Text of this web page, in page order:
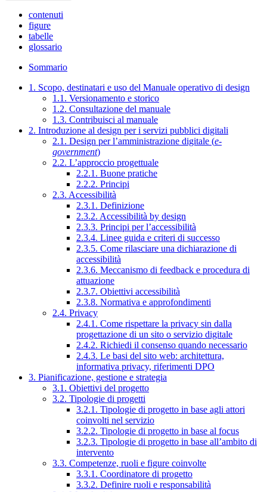
contenuti
figure
tabelle
glossario
Sommario
1. Scopo, destinatari e uso del Manuale operativo di design
1.1. Versionamento e storico
1.2. Consultazione del manuale
1.3. Contribuisci al manuale
2. Introduzione al design per i servizi pubblici digitali
2.1. Design per l’amministrazione digitale (e-
government)
2.2. L’approccio progettuale
2.2.1. Buone pratiche
2.2.2. Principi
2.3. Accessibilità
2.3.1. Definizione
2.3.2. Accessibilità by design
2.3.3. Principi per l’accessibilità
2.3.4. Linee guida e criteri di successo
2.3.5. Come rilasciare una dichiarazione di
accessibilità
2.3.6. Meccanismo di feedback e procedura di
attuazione
2.3.7. Obiettivi accessibilità
2.3.8. Normativa e approfondimenti
2.4. Privacy
2.4.1. Come rispettare la privacy sin dalla
progettazione di un sito o servizio digitale
2.4.2. Richiedi il consenso quando necessario
2.4.3. Le basi del sito web: architettura,
informativa privacy, riferimenti DPO
3. Pianificazione, gestione e strategia
3.1. Obiettivi del progetto
3.2. Tipologie di progetti
3.2.1. Tipologie di progetto in base agli attori
coinvolti nel servizio
3.2.2. Tipologie di progetto in base al focus
3.2.3. Tipologie di progetto in base all’ambito di
intervento
3.3. Competenze, ruoli e figure coinvolte
3.3.1. Coordinatore di progetto
3.3.2. Definire ruoli e responsabilità